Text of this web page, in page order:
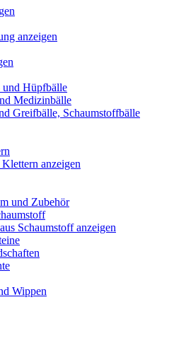
anzeigen
und Hüpfbälle
Medizinbälle
Greifbälle, Schaumstoffbälle
anzeigen
und Zubehör
Schaumstoff anzeigen
Wippen